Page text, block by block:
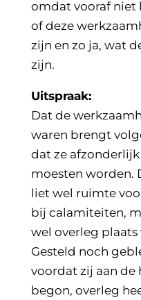
omdat vooraf niet
of deze
zijn en zo ja, wat
zijn.
Uitspraak:
Dat de
waren brengt
dat ze
moesten worden.
liet wel ruimte
bij calamiteiten,
wel overleg
Gesteld noch
voordat zij aan de
begon, overleg